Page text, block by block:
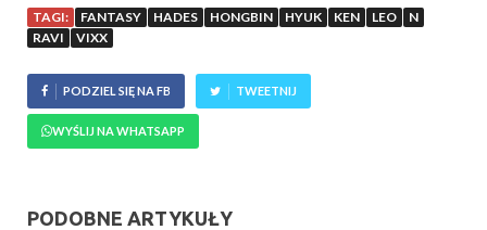
TAGI: FANTASY HADES HONGBIN HYUK KEN LEO
N
RAVI
VIXX
PODZIEL SIĘ NA FB TWEETNIJ
WYŚLIJ NA WHATSAPP
PODOBNE ARTYKUŁY